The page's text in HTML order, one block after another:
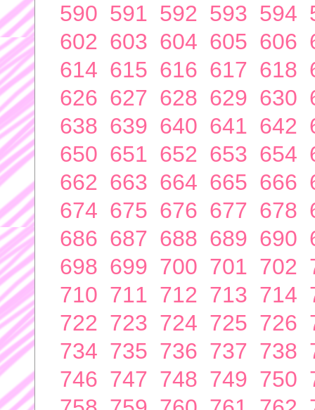
590 591 592 593 594
602 603 604 605 606
614 615 616 617 618
626 627 628 629 630
638 639 640 641 642
650 651 652 653 654
662 663 664 665 666
674 675 676 677 678
686 687 688 689 690
698 699 700 701 702
710 711 712 713 714
722 723 724 725 726
734 735 736 737 738
746 747 748 749 750